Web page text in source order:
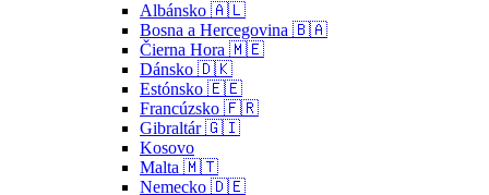
Albánsko 🇦🇱
Bosna a Hercegovina 🇧🇦
Čierna Hora 🇲🇪
Dánsko 🇩🇰
Estónsko 🇪🇪
Francúzsko 🇫🇷
Gibraltár 🇬🇮
Kosovo
Malta 🇲🇹
Nemecko 🇩🇪